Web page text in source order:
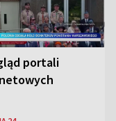
portali